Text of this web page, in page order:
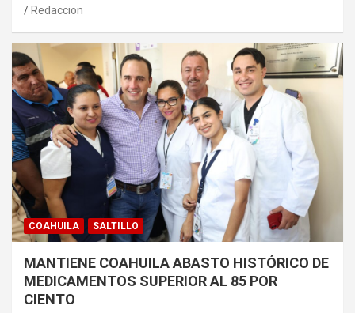
Redaccion
COAHUILA SALTILLO
MANTIENE COAHUILA ABASTO HISTÓRICO DE
MEDICAMENTOS SUPERIOR AL 85 POR
CIENTO